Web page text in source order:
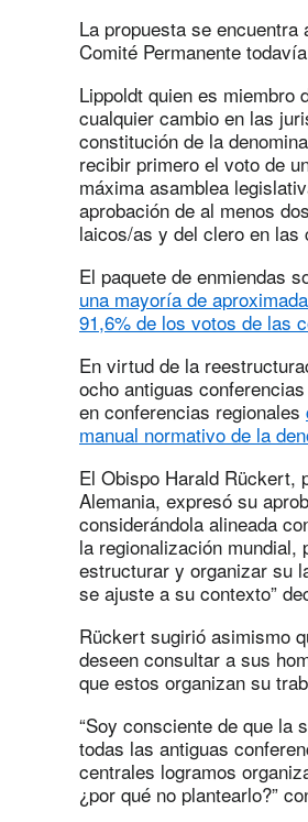
La propuesta se
Comité Permanente
Lippoldt quien es miembro
cualquier cambio en las
constitución de la
recibir primero el voto de
máxima asamblea
aprobación de al menos
laicos/as y del clero en las
El paquete de enmiendas
una mayoría de
91,6% de los votos de las
En virtud de la
ocho antiguas
en conferencias regionales
manual normativo de la
El Obispo Harald Rückert,
Alemania, expresó su
considerándola alineada
la regionalización mundial,
estructurar y organizar su
se ajuste a su contexto”
Rückert sugirió asimismo
deseen consultar a sus
que estos organizan su
“Soy consciente de que la
todas las antiguas
centrales logramos
¿por qué no plantearlo?”